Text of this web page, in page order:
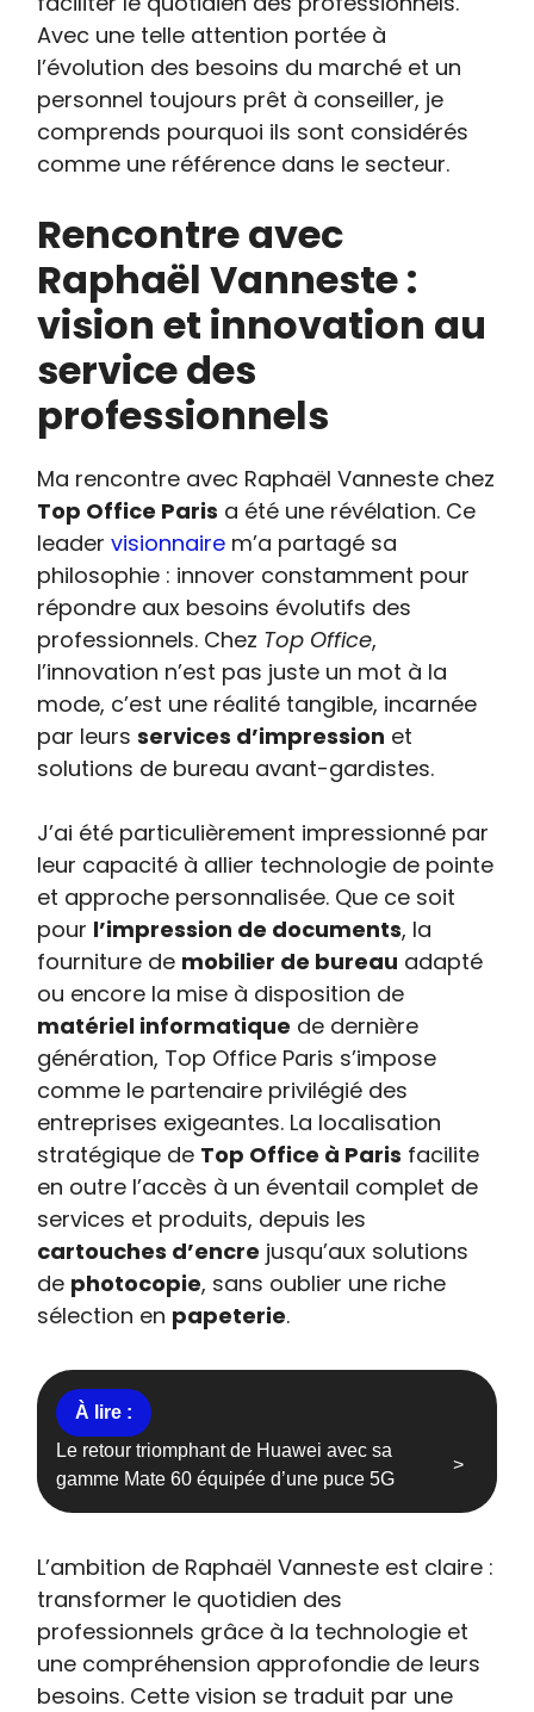
Avec une telle attention portée à
l’évolution des besoins du marché et un
personnel toujours prêt à conseiller, je
comprends pourquoi ils sont considérés
comme une référence dans le secteur.
Rencontre avec
Raphaël Vanneste :
vision et innovation au
service des
professionnels
Ma rencontre avec Raphaël Vanneste chez
Top Office Paris a été une révélation. Ce
leadervisionnaire m’a partagé sa
philosophie : innover constamment pour
répondre aux besoins évolutifs des
professionnels. Chez Top Office,
l’innovation n’est pas juste un mot à la
mode, c’est une réalité tangible, incarnée
par leursservices d’impression et
solutions de bureau avant-gardistes.
J’ai été particulièrement impressionné par
leur capacité à allier technologie de pointe
et approche personnalisée. Que ce soit
pour l’impression de documents, la
fourniture de mobilier de bureau adapté
ou encore la mise à disposition de
matériel informatique de dernière
génération, Top Office Paris s’impose
comme le partenaire privilégié des
entreprises exigeantes. La localisation
stratégique de Top Office à Paris facilite
en outre l’accès à un éventail complet de
services et produits, depuis les
cartouches d’encre jusqu’aux solutions
de photocopie, sans oublier une riche
sélection en papeterie.
Le retour triomphant de Huawei avec sa
gamme Mate 60 équipée d’une puce 5G
L’ambition de Raphaël Vanneste est claire :
transformer le quotidien des
professionnels grâce à la technologie et
une compréhension approfondie de leurs
besoins. Cette vision se traduit par une